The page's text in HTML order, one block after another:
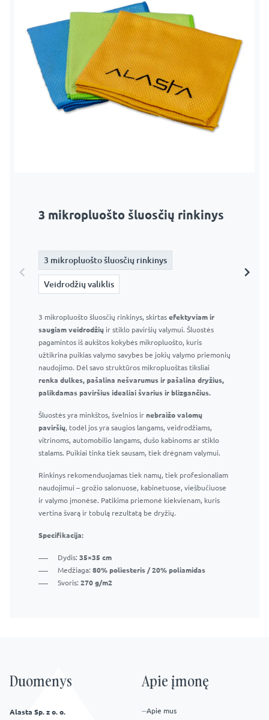
3 mikropluošto šluosčių rinkinys
3 mikropluošto šluosčių rinkinys
Veidrodžių valiklis
3 mikropluošto šluosčių rinkinys, skirtas efektyviam ir
saugiam veidrodžių ir stiklo paviršių valymui. Šluostės
pagamintos iš aukštos kokybės mikropluošto, kuris
užtikrina puikias valymo savybes be jokių valymo priemonių
naudojimo. Dėl savo struktūros mikropluoštas tiksliai
renka dulkes, pašalina nešvarumus ir pašalina dryžius,
palikdamas paviršius idealiai švarius ir blizgančius.
Šluostės yra minkštos, švelnios ir nebraižo valomų
paviršių, todėl jos yra saugios langams, veidrodžiams,
vitrinoms, automobilio langams, dušo kabinoms ar stiklo
stalams. Puikiai tinka tiek sausam, tiek drėgnam valymui.
Rinkinys rekomenduojamas tiek namų, tiek profesionaliam
naudojimui – grožio salonuose, kabinetuose, viešbučiuose
ir valymo įmonėse. Patikima priemonė kiekvienam, kuris
vertina švarą ir tobulą rezultatą be dryžių.
Specifikacija:
Dydis: 35×35 cm
Medžiaga: 80% poliesteris / 20% poliamidas
Svoris: 270 g/m2
Veidrodžių valiklis
3 mikropluošto šluosčių rinkinys
Veidrodžių valiklis
Langų ir veidrodžių valiklis 295 ml – Profesionalus stiklo
valiklis
Efektyvus purškiklis ir patogus buteliukas
Efektyviai pašalina muilo apnašas, vandens dėmes ir
kitas įprastas vonios kambario dėmes
Nepalieka dryžių ar dėmių
stikliniams paviršiams
Tinka naudoti namuose ir profesionaliai
Apie įmonę
Apie mus
Duomenys
Alasta Sp. z o. o.